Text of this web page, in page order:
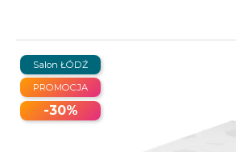
PROMOCJA
-30%
Salon ŁÓDŹ